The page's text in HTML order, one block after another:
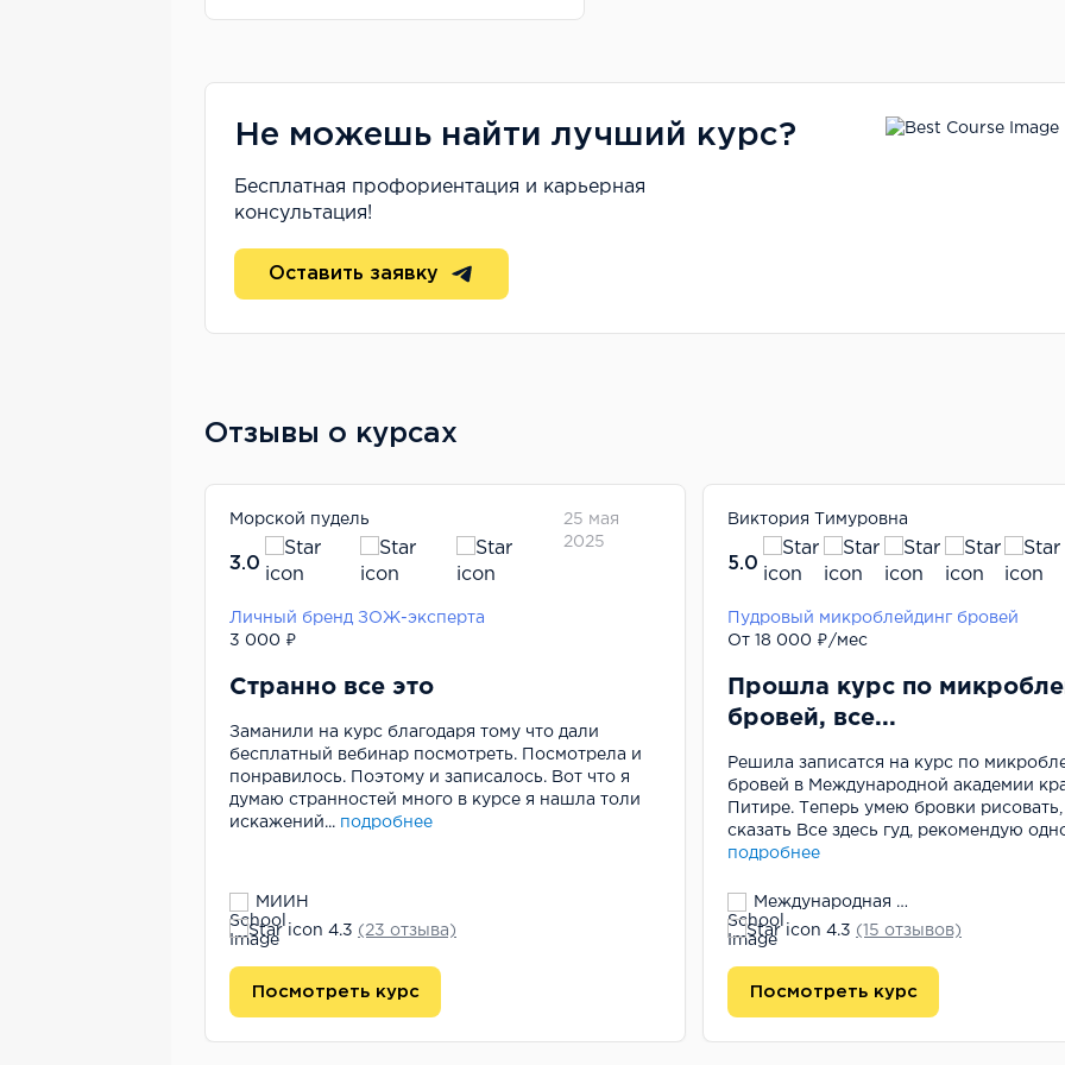
Не можешь найти лучший курс?
Бесплатная профориентация и карьерная
консультация!
Оставить заявку
Отзывы о курсах
Морской пудель
3.0
25 мая
2025
Личный бренд ЗОЖ-эксперта
3 000 ₽
Странно все это
Заманили на курс благодаря тому что дали
бесплатный вебинар посмотреть. Посмотрела и
понравилось. Поэтому и записалось. Вот что я
думаю странностей много в курсе я нашла толи
искажений... подробнее
МИИН
4.3 (23 отзыва)
Посмотреть курс
Виктория Тимуровна
5.0
Пудровый микроблейдинг бровей
От 18 000 ₽/мес
Прошла курс по
бровей, все...
Решила записатся на курс по
бровей в Международной академии
Питире. Теперь умею бровки рисовать,
сказать Все здесь гуд, рекомендую
подробнее
Международная Академия Красоты
4.3 (15 отзывов)
Посмотреть курс